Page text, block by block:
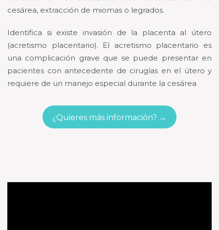
cesárea, extracción de miomas o legrados.
Identifica si existe invasión de la placenta al útero
(acretismo placentario). El acretismo placentario es
una complicación grave que se puede presentar en
pacientes con antecedente de cirugías en el útero y
requiere de un manejo especial durante la cesárea
¿Quieres más información? →